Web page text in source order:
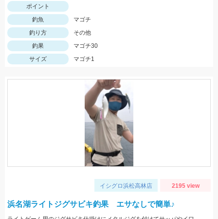
ポイント
釣魚
マゴチ
釣り方
その他
釣果
マゴチ30
サイズ
マゴチ1
イシグロ浜松高林店 2195 view
浜名湖ライトジグサビキ釣果 エサなしで簡単♪